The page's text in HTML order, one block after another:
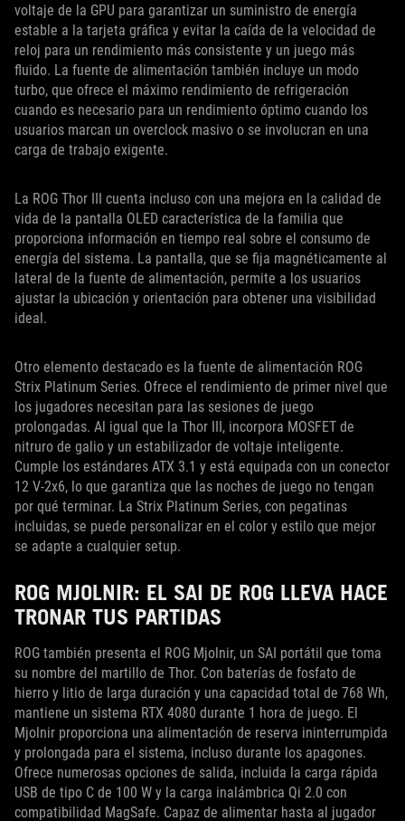
voltaje de la GPU para garantizar un suministro de energía
estable a la tarjeta gráfica y evitar la caída de la velocidad de
reloj para un rendimiento más consistente y un juego más
fluido. La fuente de alimentación también incluye un modo
turbo, que ofrece el máximo rendimiento de refrigeración
cuando es necesario para un rendimiento óptimo cuando los
usuarios marcan un overclock masivo o se involucran en una
carga de trabajo exigente.
La ROG Thor III cuenta incluso con una mejora en la calidad de
vida de la pantalla OLED característica de la familia que
proporciona información en tiempo real sobre el consumo de
energía del sistema. La pantalla, que se fija magnéticamente al
lateral de la fuente de alimentación, permite a los usuarios
ajustar la ubicación y orientación para obtener una visibilidad
ideal.
Otro elemento destacado es la fuente de alimentación ROG
Strix Platinum Series. Ofrece el rendimiento de primer nivel que
los jugadores necesitan para las sesiones de juego
prolongadas. Al igual que la Thor III, incorpora MOSFET de
nitruro de galio y un estabilizador de voltaje inteligente.
Cumple los estándares ATX 3.1 y está equipada con un conector
12 V-2x6, lo que garantiza que las noches de juego no tengan
por qué terminar. La Strix Platinum Series, con pegatinas
incluidas, se puede personalizar en el color y estilo que mejor
se adapte a cualquier setup.
ROG MJOLNIR: EL SAI DE ROG LLEVA HACE
TRONAR TUS PARTIDAS
ROG también presenta el ROG Mjolnir, un SAI portátil que toma
su nombre del martillo de Thor. Con baterías de fosfato de
hierro y litio de larga duración y una capacidad total de 768 Wh,
mantiene un sistema RTX 4080 durante 1 hora de juego. El
Mjolnir proporciona una alimentación de reserva ininterrumpida
y prolongada para el sistema, incluso durante los apagones.
Ofrece numerosas opciones de salida, incluida la carga rápida
USB de tipo C de 100 W y la carga inalámbrica Qi 2.0 con
compatibilidad MagSafe. Capaz de alimentar hasta al jugador